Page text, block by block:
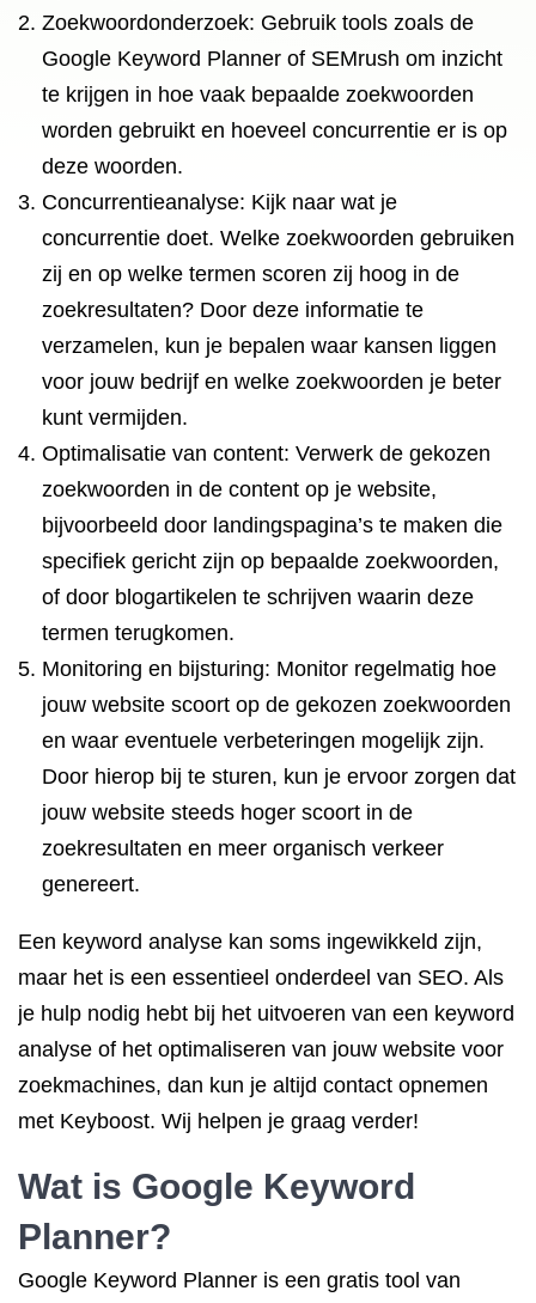
Zoekwoordonderzoek: Gebruik tools zoals de
Google Keyword Planner of SEMrush om inzicht
te krijgen in hoe vaak bepaalde zoekwoorden
worden gebruikt en hoeveel concurrentie er is op
deze woorden.
Concurrentieanalyse: Kijk naar wat je
concurrentie doet. Welke zoekwoorden gebruiken
zij en op welke termen scoren zij hoog in de
zoekresultaten? Door deze informatie te
verzamelen, kun je bepalen waar kansen liggen
voor jouw bedrijf en welke zoekwoorden je beter
kunt vermijden.
Optimalisatie van content: Verwerk de gekozen
zoekwoorden in de content op je website,
bijvoorbeeld door landingspagina’s te maken die
specifiek gericht zijn op bepaalde zoekwoorden,
of door blogartikelen te schrijven waarin deze
termen terugkomen.
Monitoring en bijsturing: Monitor regelmatig hoe
jouw website scoort op de gekozen zoekwoorden
en waar eventuele verbeteringen mogelijk zijn.
Door hierop bij te sturen, kun je ervoor zorgen dat
jouw website steeds hoger scoort in de
zoekresultaten en meer organisch verkeer
genereert.
Een keyword analyse kan soms ingewikkeld zijn,
maar het is een essentieel onderdeel van SEO. Als
je hulp nodig hebt bij het uitvoeren van een keyword
analyse of het optimaliseren van jouw website voor
zoekmachines, dan kun je altijd contact opnemen
met Keyboost. Wij helpen je graag verder!
Wat is Google Keyword
Planner?
Google Keyword Planner is een gratis tool van